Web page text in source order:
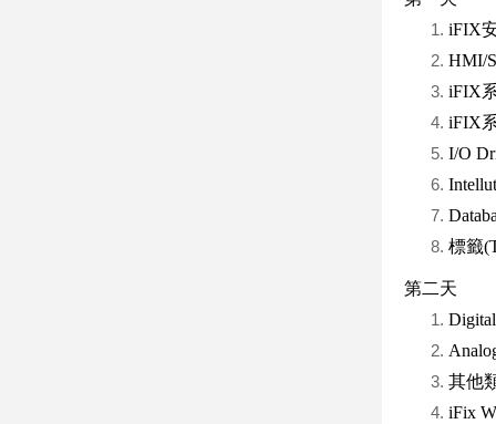
iFIX
HMI/
iFIX
iFIX
I/O
標籤
第二天
其他
iFix